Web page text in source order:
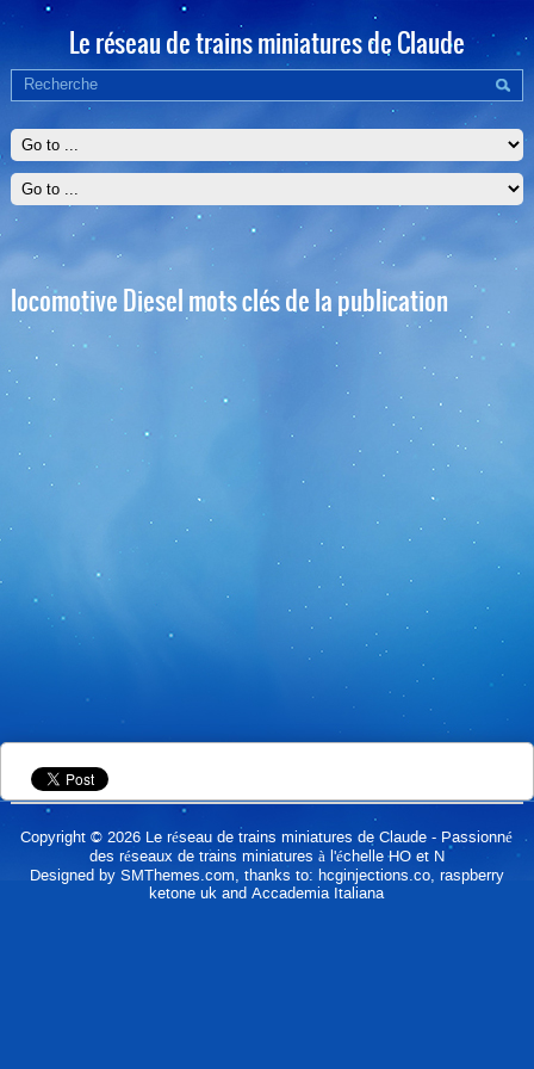
Le réseau de trains miniatures de Claude
locomotive Diesel mots clés de la publication
Copyright © 2026 Le réseau de trains miniatures de Claude - Passionné
des réseaux de trains miniatures à l'échelle HO et N
Designed by SMThemes.com, thanks to: hcginjections.co, raspberry
ketone uk andAccademia Italiana